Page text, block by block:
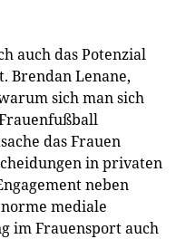
auch das Potenzial
Brendan Lenane,
sich man sich
das Frauen
in privaten
neben
mediale
im Frauensport auch